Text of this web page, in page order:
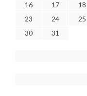
16
17 18
23
24 25
30
31